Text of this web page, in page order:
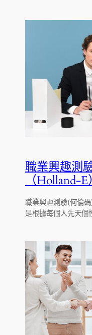
職業興趣測
（Holland-E）
職業興趣測驗(何倫
是根據每個人先天